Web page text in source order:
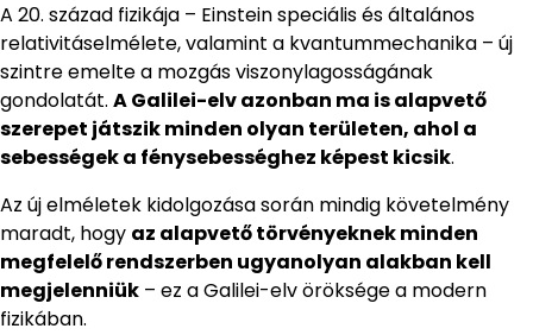
A 20. század fizikája – Einstein speciális és általános
relativitáselmélete, valamint a kvantummechanika – új
szintre emelte a mozgás viszonylagosságának
gondolatát. A Galilei-elv azonban ma is alapvető
szerepet játszik minden olyan területen, ahol a
sebességek a fénysebességhez képest kicsik.
Az új elméletek kidolgozása során mindig követelmény
maradt, hogy az alapvető törvényeknek minden
megfelelő rendszerben ugyanolyan alakban kell
megjelenniük – ez a Galilei-elv öröksége a modern
fizikában.